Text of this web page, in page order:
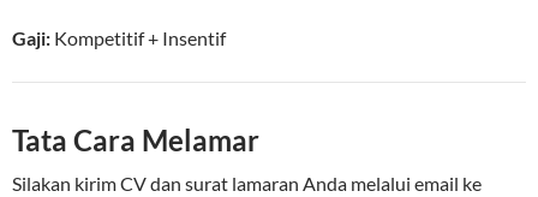
Gaji: Kompetitif+ Insentif
Tata Cara Melamar
Silakan kirim CV dan surat lamaran Anda melalui email ke